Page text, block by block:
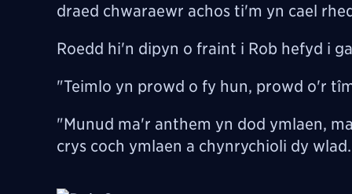
draed chwaraewr achos ti'm yn cael
Roedd hi'n dipyn o fraint i Rob hefyd i
"Teimlo yn prowd o fy hun, prowd o'r t
"Munud ma'r anthem yn dod ymlaen,
crys coch ymlaen a chynrychioli dy